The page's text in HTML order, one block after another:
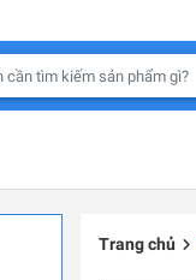
Trang chủ